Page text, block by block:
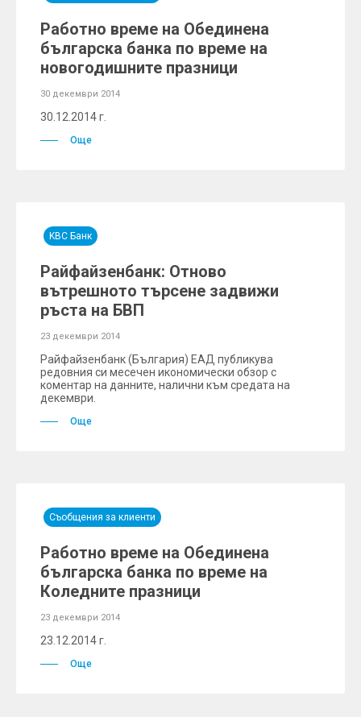
Работно време на Обединена
българска банка по време на
новогодишните празници
30 декември 2014
30.12.2014 г.
Още
KBC Банк
Райфайзенбанк: Отново
вътрешното търсене задвижи
ръста на БВП
23 декември 2014
Райфайзенбанк (България) ЕАД публикува
редовния си месечен икономически обзор с
коментар на данните, налични към средата на
декември.
Още
Съобщения за клиенти
Работно време на Обединена
българска банка по време на
Коледните празници
23 декември 2014
23.12.2014 г.
Още